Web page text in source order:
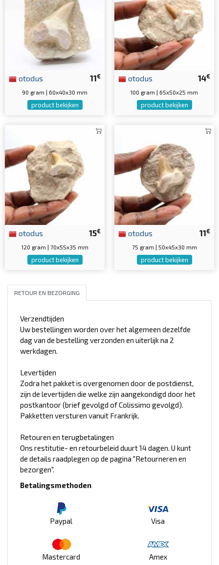
11€
otodus
90 gram | 60x40x30 mm
product bekijken
14€
otodus
100 gram | 65x50x25 mm
product bekijken
15€
otodus
120 gram | 70x55x35 mm
product bekijken
11€
otodus
75 gram | 50x45x30 mm
product bekijken
RETOUR EN BEZORGING
Verzendtijden
Uw bestellingen worden over het algemeen dezelfde
dag van de bestelling verzonden en uiterlijk na 2
werkdagen.
Levertijden
Zodra het pakket is overgenomen door de postdienst,
zijn de levertijden die welke zijn aangekondigd door het
postkantoor (brief gevolgd of Colissimo gevolgd).
Pakketten versturen vanuit Frankrijk.
Retouren en terugbetalingen
Ons restitutie- en retourbeleid duurt 14 dagen. U kunt
de details raadplegen op de pagina "Retourneren en
bezorgen".
Betalingsmethoden
Paypal Visa
Mastercard Amex